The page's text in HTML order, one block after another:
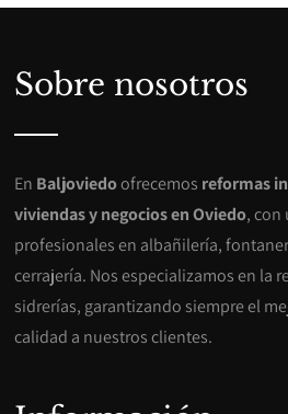
Sobre nosotros
En Baljoviedoofrecemos reformas
viviendas y negocios en Oviedo, con
profesionales en albañilería,
cerrajería. Nos especializamos en la
sidrerías, garantizando siempre el
calidad a nuestros clientes.